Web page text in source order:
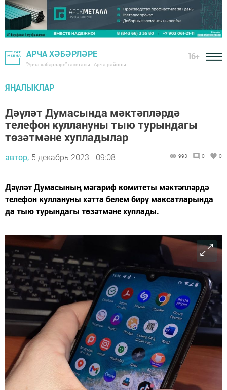
АРЧА ХӘБӘРЛӘРЕ
"Арча хәбәрләре" газетасы - Арча районы
16+
ЯҢАЛЫКЛАР
Дәүләт Думасында мәктәпләрдә
телефон куллануны тыю турындагы
төзәтмәне хупладылар
автор, 5 декабрь 2023 - 09:08 993 0 0
Дәүләт Думасының мәгариф комитеты мәктәпләрдә
телефон куллануны хәтта белем бирү максатларында
да тыю турындагы төзәтмәне хуплады.